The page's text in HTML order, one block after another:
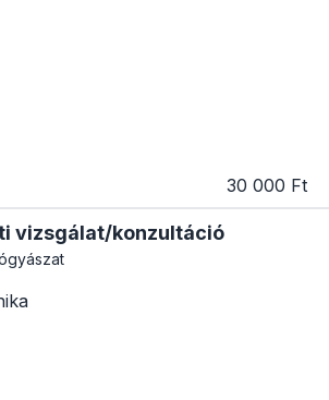
30 000 Ft
vizsgálat/konzultáció